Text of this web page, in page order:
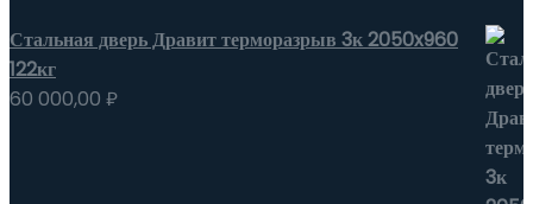
Стальная дверь Дравит терморазрыв 3к 2050x960
122кг
60 000,00 ₽